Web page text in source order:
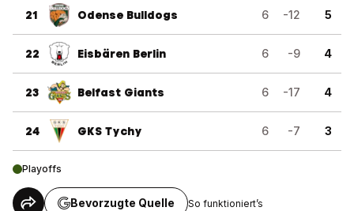
21 Odense Bulldogs 6 -12 5
22 Eisbären Berlin 6 -9 4
23 Belfast Giants 6 -17 4
24 GKS Tychy 6 -7 3
Playoffs
Bevorzugte Quelle So funktioniert’s